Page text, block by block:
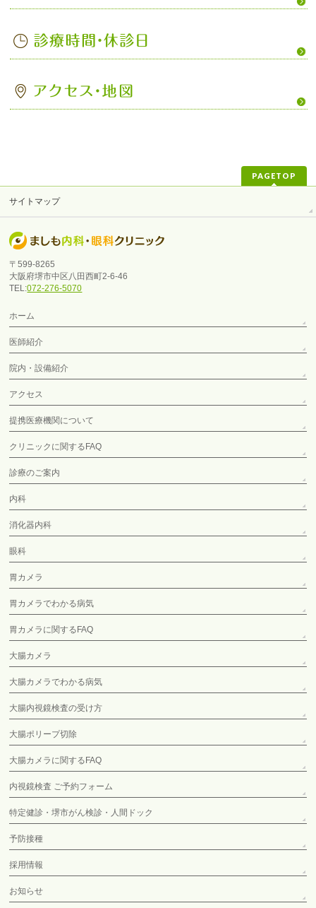
PAGETOP
サイトマップ
〒599-8265
大阪府堺市中区八田西町2-6-46
TEL:072-276-5070
ホーム
医師紹介
院内・設備紹介
アクセス
提携医療機関について
クリニックに関するFAQ
診療のご案内
内科
消化器内科
眼科
胃カメラ
胃カメラでわかる病気
胃カメラに関するFAQ
大腸カメラ
大腸カメラでわかる病気
大腸内視鏡検査の受け方
大腸ポリープ切除
大腸カメラに関するFAQ
内視鏡検査 ご予約フォーム
特定健診・堺市がん検診・人間ドック
予防接種
採用情報
お知らせ